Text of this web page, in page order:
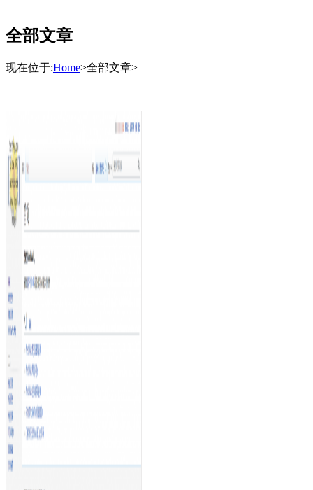
全部文章
现在位于:Home>全部文章>